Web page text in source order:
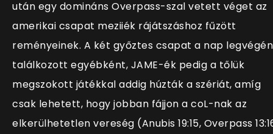
után egy domináns Overpass-szal vetett véget az
amerikai csapat meziiék rájátszáshoz fűzött
reményeinek. A két győztes csapat a nap legvégén
találkozott egyébként, JAME-ék pedig a tőlük
megszokott játékkal addig húzták a szériát, amíg
csak lehetett, hogy jobban fájjon a coL-nak az
elkerülhetetlen vereség (Anubis 19:15, Overpass